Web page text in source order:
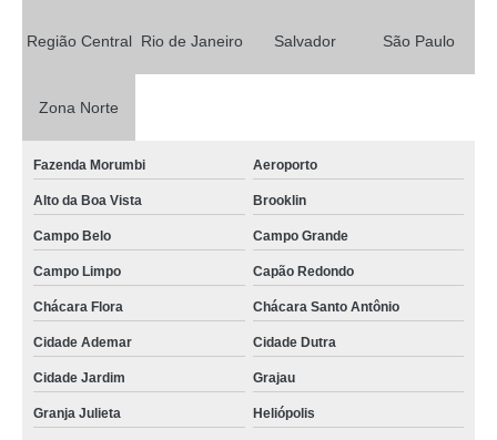
Região Central Rio de Janeiro Salvador São Paulo
Zona Norte
Fazenda Morumbi Aeroporto
Alto da Boa Vista Brooklin
Campo Belo Campo Grande
Campo Limpo Capão Redondo
Chácara Flora Chácara Santo Antônio
Cidade Ademar Cidade Dutra
Cidade Jardim Grajau
Granja Julieta Heliópolis